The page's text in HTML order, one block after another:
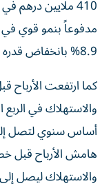
مدفوعاً بنمو قوي
8.9% بانخفاض قدره 164 نقطة أساس على أساس سنوي.
كما ارتفعت الأرباح
هامش الأرباح قبل